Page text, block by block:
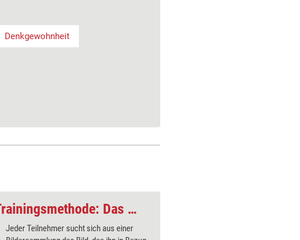
Denkgewohnheit
Nachhaltige Trainingsmethode: Das Bild, das am treffendsten beschreibt
Jeder Teilnehmer sucht sich aus einer